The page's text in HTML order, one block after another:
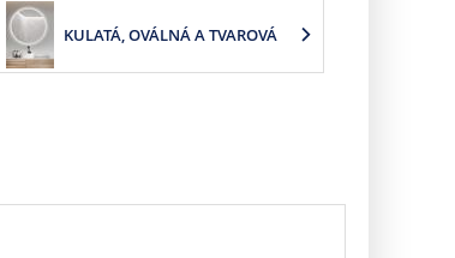
KULATÁ, OVÁLNÁ A TVAROVÁ